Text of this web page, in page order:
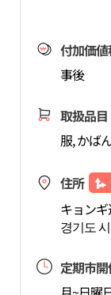
付加価
事後
取扱品目
服, かば
住所
キョン
경기도
定期市